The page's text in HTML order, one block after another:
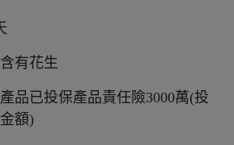
有花生
品已投保產品責任險3000萬(投
額)